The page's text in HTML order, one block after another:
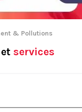
& Pollutions
et services